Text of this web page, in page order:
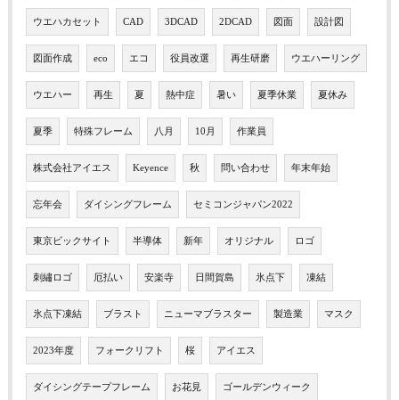
ウエハカセット CAD 3DCAD 2DCAD 図面 設計図
図面作成 eco エコ 役員改選 再生研磨 ウエハーリング
ウエハー 再生 夏 熱中症 暑い 夏季休業 夏休み
夏季 特殊フレーム 八月 10月 作業員
株式会社アイエス Keyence 秋 問い合わせ 年末年始
忘年会 ダイシングフレーム セミコンジャパン2022
東京ビックサイト 半導体 新年 オリジナル ロゴ
刺繡ロゴ 厄払い 安楽寺 日間賀島 氷点下 凍結
氷点下凍結 ブラスト ニューマブラスター 製造業 マスク
2023年度 フォークリフト 桜 アイエス
ダイシングテープフレーム お花見 ゴールデンウィーク